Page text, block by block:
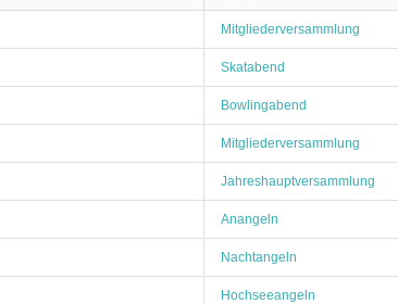
Mitgliederversammlung
Skatabend
Bowlingabend
Mitgliederversammlung
Jahreshauptversammlung
Anangeln
Nachtangeln
Hochseeangeln